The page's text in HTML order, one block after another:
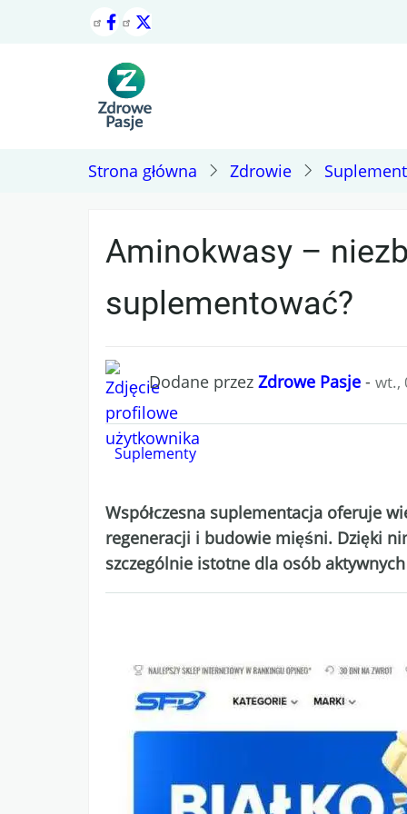
Strona główna Zdrowie
Aminokwasy –
suplementować?
Dodane przez Zdrowe Pasje - wt.,
Suplementy
Współczesna suplementacja oferuje
regeneracji i budowie mięśni. Dzięki
szczególnie istotne dla osób